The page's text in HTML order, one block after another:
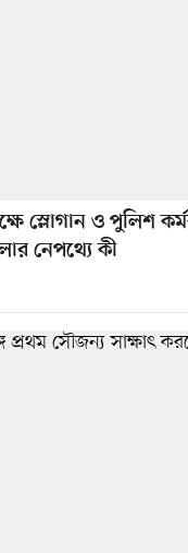
স্লোগান ও পুলিশ
নেপথ্যে কী